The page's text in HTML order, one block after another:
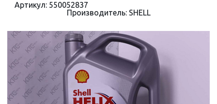
Артикул: 550052837
Производитель: SHELL